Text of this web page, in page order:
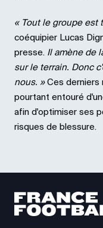
« Tout le groupe est
coéquipier Lucas
presse. Il amène de
sur le terrain. Donc
nous. »Ces derniers
pourtant entouré
afin d'optimiser ses
risques de blessure.